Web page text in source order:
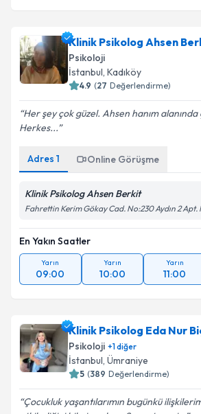
Klinik Psikolog Ahsen
Psikoloji
İstanbul, Kadıköy
4.9 (27 Değerlendirme)
Her şey çok güzel. Ahsen hanım alanında
Herkes...
Adres 1 Online Görüşme
Klinik Psikolog Ahsen Berkit
Fahrettin Kerim Gökay Cad. No:230 Aydın 2 Apt.
En Yakın Saatler
Yarın
09:00
Yarın
10:00
Yarın
11:00
Klinik Psikolog Eda Nur
Psikoloji +1diğer
İstanbul, Ümraniye
5 (389 Değerlendirme)
Çocukluk yaşantılarımın bugünkü